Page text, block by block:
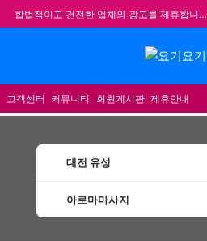
합법적이고 건전한 업체와 광고를 제휴합니다.
★ 요기요기 업체회원 안내사항 ★
불건전한 게시글은 삭제 및 회원탈퇴 됩니다.
고객센터 커뮤니티 회원게시판 제휴안내
대전 유성
아로마마사지